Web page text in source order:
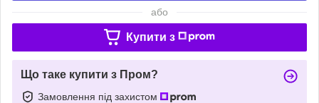
або
Купити з
Що таке купити з Пром?
Замовлення під захистом